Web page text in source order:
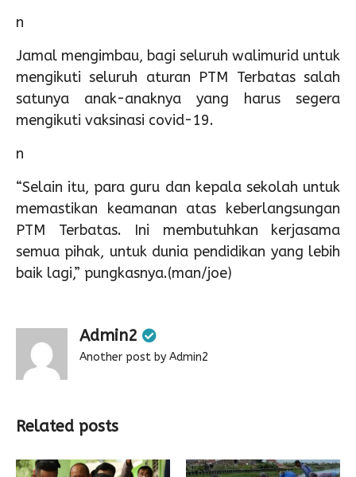
n
Jamal mengimbau, bagi seluruh walimurid untuk
mengikuti seluruh aturan PTM Terbatas salah
satunya anak-anaknya yang harus segera
mengikuti vaksinasi covid-19.
n
“Selain itu, para guru dan kepala sekolah untuk
memastikan keamanan atas keberlangsungan
PTM Terbatas. Ini membutuhkan kerjasama
semua pihak, untuk dunia pendidikan yang lebih
baik lagi,” pungkasnya.(man/joe)
Admin2
Another post by Admin2
Related posts